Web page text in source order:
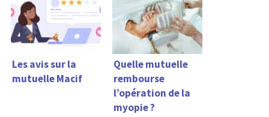
Les avis sur la
mutuelle Macif
Quelle mutuelle
rembourse
l’opération de la
myopie ?